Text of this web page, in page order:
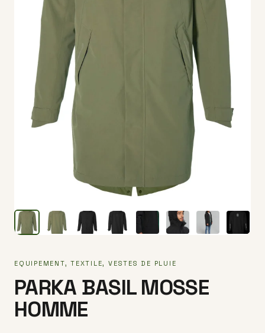
EQUIPEMENT,TEXTILE, VESTES DE PLUIE
PARKA BASIL MOSSE
HOMME